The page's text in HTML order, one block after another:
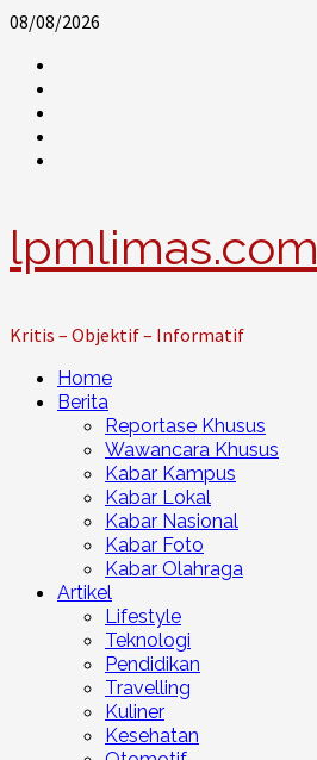
Skip
content
08/08/2026
lpmlimas.com
Kritis – Objektif – Informatif
Primary
Menu
Home
Berita
Reportase Khusus
Wawancara Khusus
Kabar Kampus
Kabar Lokal
Kabar Nasional
Kabar Foto
Kabar Olahraga
Artikel
Lifestyle
Teknologi
Pendidikan
Travelling
Kuliner
Kesehatan